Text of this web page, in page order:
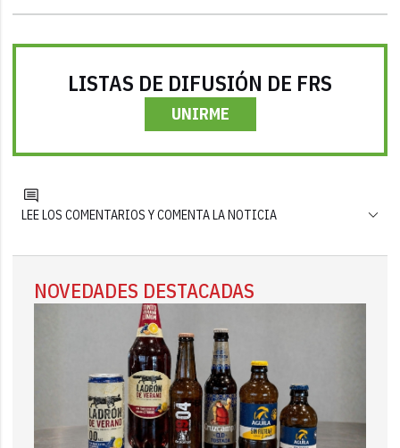
LISTAS DE DIFUSIÓN DE FRS
UNIRME
LEE LOS COMENTARIOS Y COMENTA LA NOTICIA
NOVEDADES DESTACADAS